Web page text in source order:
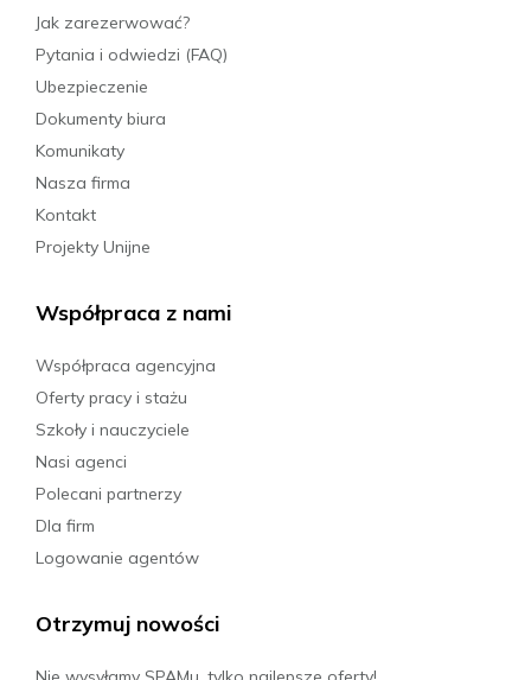
Jak zarezerwować?
Pytania i odwiedzi (FAQ)
Ubezpieczenie
Dokumenty biura
Komunikaty
Nasza firma
Kontakt
Projekty Unijne
Współpraca z nami
Współpraca agencyjna
Oferty pracy i stażu
Szkoły i nauczyciele
Nasi agenci
Polecani partnerzy
Dla firm
Logowanie agentów
Otrzymuj nowości